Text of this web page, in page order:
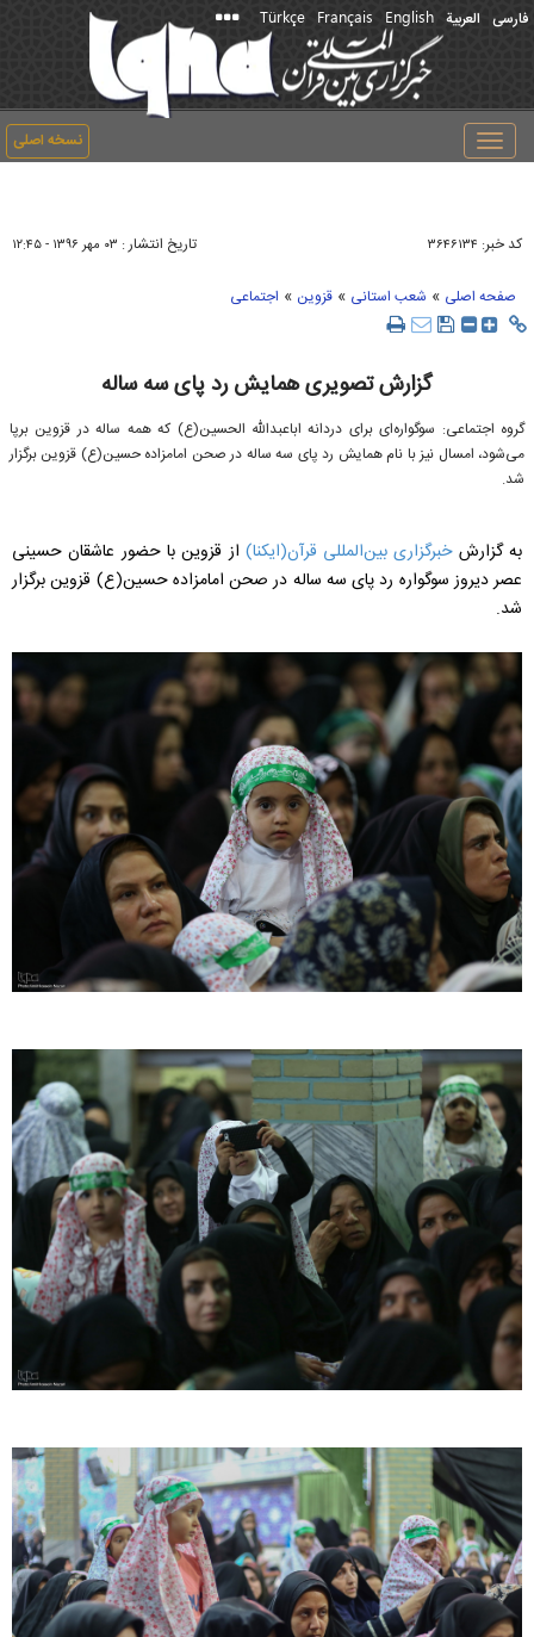
فارسی العربیة English
Français
Türkçe
نسخه اصلی
Toggle
navigation
کد خبر: ۳۶۴۶۱۳۴ تاریخ انتشار : ۰۳ مهر ۱۳۹۶ - ۱۲:۴۵
صفحه اصلی » شعب استانی » قزوین » اجتماعی
گزارش تصویری همایش رد پای سه ساله
گروه اجتماعی: سوگواره‌ای برای دردانه اباعبدالله الحسین(ع) که همه ساله در قزوین برپا
می‌شود، امسال نیز با نام همایش رد پای سه ساله در صحن امامزاده حسین(ع) قزوین برگزار
شد.
به گزارش خبرگزاری بین‌المللی قرآن(ایکنا) از قزوین با حضور عاشقان حسینی
عصر دیروز سوگواره‌ رد پای سه ساله در صحن امامزاده حسین(ع) قزوین برگزار
شد.